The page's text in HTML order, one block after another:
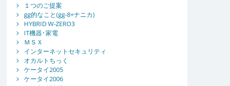
１つのご提案
gg的なこと(gg-8+ナニカ)
HYBRID W-ZERO3
IT機器･家電
ＭＳＸ
インターネットセキュリティ
オカルトちっく
ケータイ2005
ケータイ2006